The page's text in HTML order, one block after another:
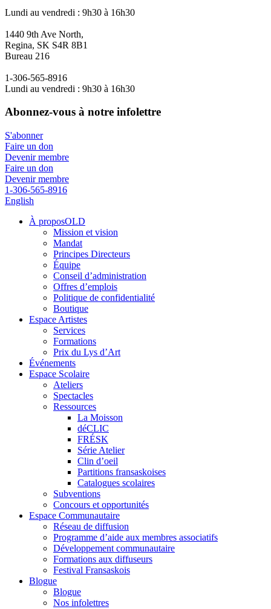
Lundi au vendredi : 9h30 à 16h30
1440 9th Ave North,
Regina, SK S4R 8B1
Bureau 216
1-306-565-8916
Lundi au vendredi : 9h30 à 16h30
Abonnez-vous à notre infolettre
S'abonner
Faire un don
Devenir membre
Faire un don
Devenir membre
1-306-565-8916
English
À proposOLD
Mission et vision
Mandat
Principes Directeurs
Équipe
Conseil d’administration
Offres d’emplois
Politique de confidentialité
Boutique
Espace Artistes
Services
Formations
Prix du Lys d’Art
Événements
Espace Scolaire
Ateliers
Spectacles
Ressources
La Moisson
déCLIC
FRÉSK
Série Atelier
Clin d’oeil
Partitions fransaskoises
Catalogues scolaires
Subventions
Concours et opportunités
Espace Communautaire
Réseau de diffusion
Programme d’aide aux membres associatifs
Développement communautaire
Formations aux diffuseurs
Festival Fransaskois
Blogue
Blogue
Nos infolettres